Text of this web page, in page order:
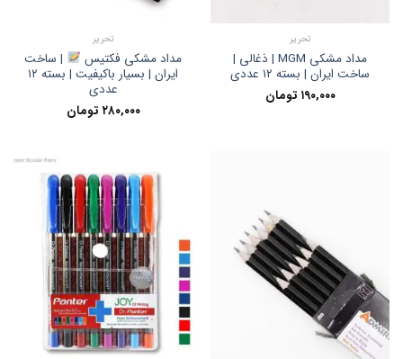
تحریر
مداد مشکی MGM | ذغالی |
ساخت ایران | بسته ۱۲ عددی
۱۹۰,۰۰۰ تومان
تحریر
مداد مشکی فکتیس
| ساخت
ایران | بسیار باکیفیت | بسته ۱۲
عددی
۲۸۰,۰۰۰ تومان